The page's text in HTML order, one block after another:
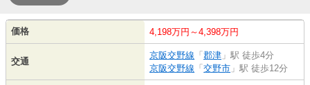
価格 4,198万円～4,398万円
交通
京阪交野線 「 郡津 」駅 徒歩4分
京阪交野線 「 交野市 」駅 徒歩12分